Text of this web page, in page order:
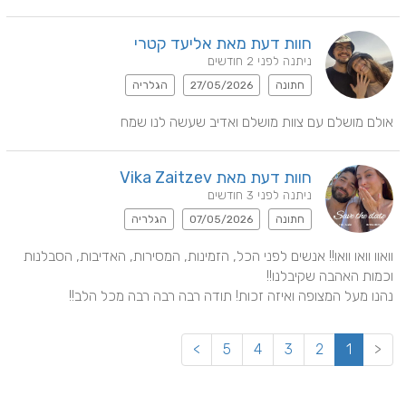
חוות דעת מאת אליעד קטרי
ניתנה לפני 2 חודשים
חתונה 27/05/2026 הגלריה
אולם מושלם עם צוות מושלם ואדיב שעשה לנו שמח
חוות דעת מאת Vika Zaitzev
ניתנה לפני 3 חודשים
חתונה 07/05/2026 הגלריה
נהנו מעל המצופה ואיזה זכות! תודה רבה רבה רבה מכל הלב!!
<
1
2
3
4
5
>